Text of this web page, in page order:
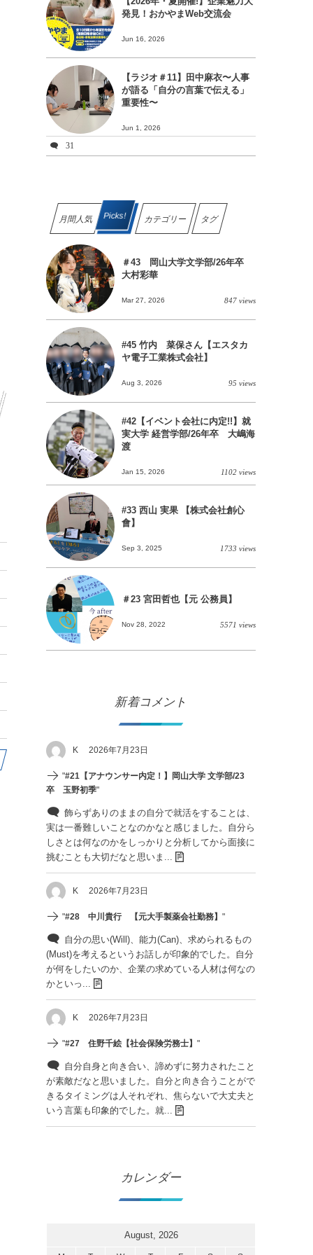
発見！おかやまWeb交流会
Jun 16, 2026
【ラジオ＃11】田中麻衣〜人事
が語る「自分の言葉で伝える」
重要性〜
Jun 1, 2026
31
月間人気 Picks! カテゴリー タグ
＃43 岡山大学文学部/26年卒
大村彩華
Mar 27, 2026 847 views
#45 竹内 菜保さん【エスタカ
ヤ電子工業株式会社】
Aug 3, 2026 95 views
#42【イベント会社に内定!!】就
実大学 経営学部/26年卒 大嶋海
渡
Jan 15, 2026 1102 views
#33 西山 実果 【株式会社創心
會】
Sep 3, 2025 1733 views
＃23 宮田哲也【元 公務員】
Nov 28, 2022 5571 views
新着コメント
K 2026年7月23日
"#21【アナウンサー内定！】岡山大学 文学部/23
卒 玉野初季"
飾らずありのままの自分で就活をすることは、
実は一番難しいことなのかなと感じました。自分ら
しさとは何なのかをしっかりと分析してから面接に
挑むことも大切だなと思いま...
K 2026年7月23日
"#28 中川貴行 【元大手製薬会社勤務】 "
自分の思い(Will)、能力(Can)、求められるもの
(Must)を考えるというお話しが印象的でした。自分
が何をしたいのか、企業の求めている人材は何なの
かといっ...
K 2026年7月23日
"#27 住野千絵【社会保険労務士】 "
自分自身と向き合い、諦めずに努力されたこと
が素敵だなと思いました。自分と向き合うことがで
きるタイミングは人それぞれ、焦らないで大丈夫と
いう言葉も印象的でした。就...
カレンダー
August, 2026